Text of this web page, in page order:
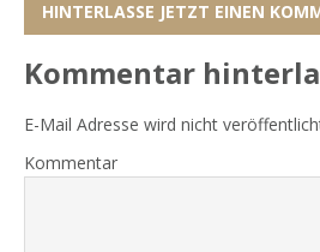
HINTERLASSE JETZT EINEN
Kommentar
E-Mail Adresse wird nicht
Kommentar